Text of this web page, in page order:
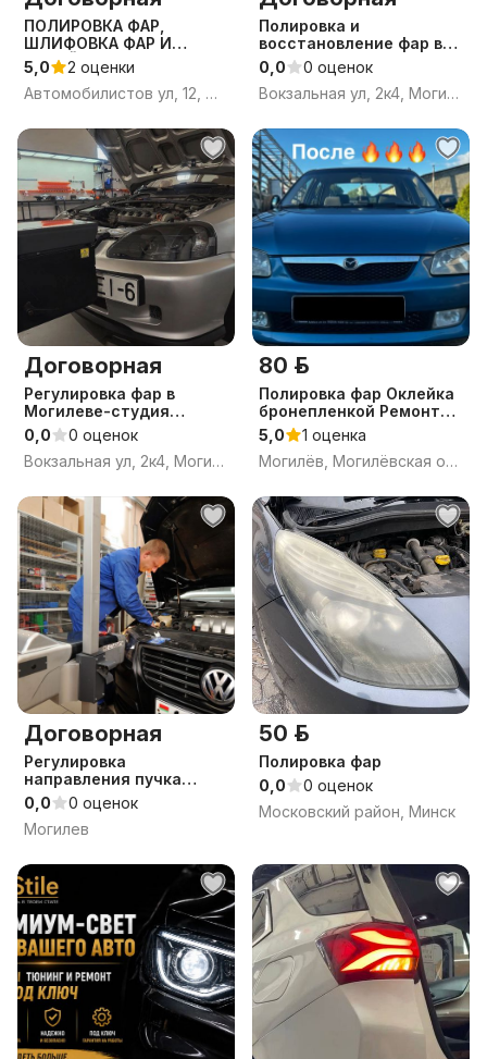
ПОЛИРОВКА ФАР,
ШЛИФОВКА ФАР И
ОКЛЕЙКА ФАР В МИНСКЕ
5,0
2 оценки
Автомобилистов ул, 12, Минск
Полировка и
восстановление фар в
Могилеве-студия
автосвета Bi-auto.
0,0
0 оценок
Вокзальная ул, 2к4, Могилёв, Могилёвская область
Договорная
Регулировка фар в
Могилеве-студия
автосвета Bi-auto.
Профессиональная
настройка освещения
0,0
0 оценок
Вокзальная ул, 2к4, Могилёв, Могилёвская область
80 р.
Полировка фар Оклейка
бронепленкой Ремонт
фар
5,0
1 оценка
Могилёв, Могилёвская область
Договорная
Регулировка
направления пучка
света фар тел. 135 в г.
Могилеве
0,0
0 оценок
Могилев
50 р.
Полировка фар
0,0
0 оценок
Московский район, Минск